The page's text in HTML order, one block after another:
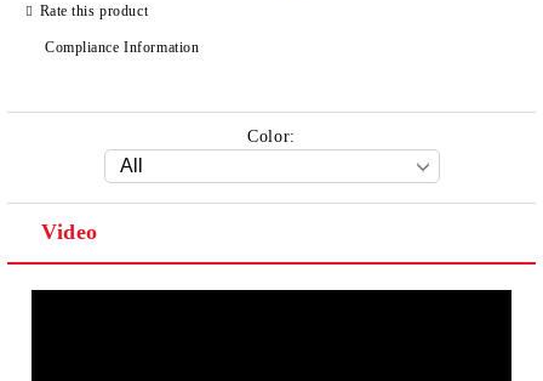
We will contact you to finalize the order
Rate this product
Compliance Information
Color:
Video